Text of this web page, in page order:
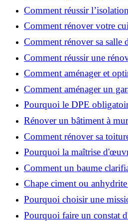
rénovation : rôle et erreurs
Comment réussir
pour une maison économe
Comment rénover votre
votre espace de vie ?
Comment rénover sa salle
astuces ?
Comment réussir une
économies et un confort
Comment aménager et
studio : 10 astuces pratiques
Comment aménager un
et efficaces ?
Pourquoi le DPE
vendre ou louer un bien ?
Rénover un bâtiment à
pratique et solutions
Comment rénover sa
réglementation ?
Pourquoi la maîtrise
indispensable pour vos
Comment un baume
peut-il purifier la peau ?
Chape ciment ou
projet ?
Pourquoi choisir une
d’œuvre pour réussir vos
Pourquoi faire un constat